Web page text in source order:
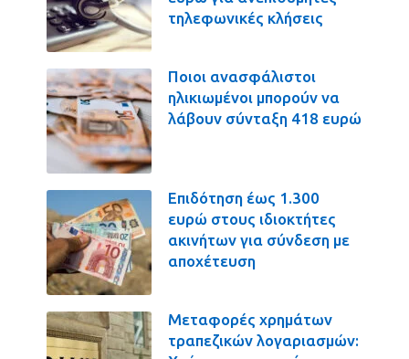
τηλεφωνικές κλήσεις
Ποιοι ανασφάλιστοι
ηλικιωμένοι μπορούν να
λάβουν σύνταξη 418 ευρώ
Επιδότηση έως 1.300
ευρώ στους ιδιοκτήτες
ακινήτων για σύνδεση με
αποχέτευση
Μεταφορές χρημάτων
τραπεζικών λογαριασμών: